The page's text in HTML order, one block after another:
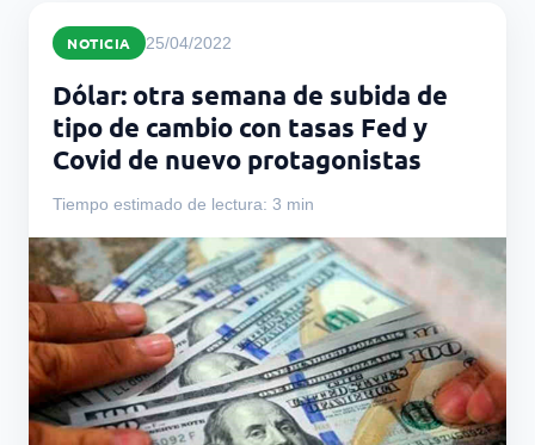
NOTICIA 25/04/2022
Dólar: otra semana de subida de
tipo de cambio con tasas Fed y
Covid de nuevo protagonistas
Tiempo estimado de lectura: 3 min